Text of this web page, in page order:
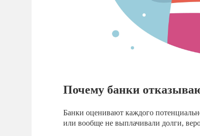
Почему банки
Банки оценивают каждого
или вообще не выплачивали долги,